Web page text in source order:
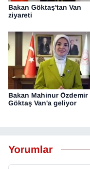
Bakan Göktaş'tan Van
ziyareti
Bakan Mahinur Özdemir
Göktaş Van'a geliyor
Yorumlar